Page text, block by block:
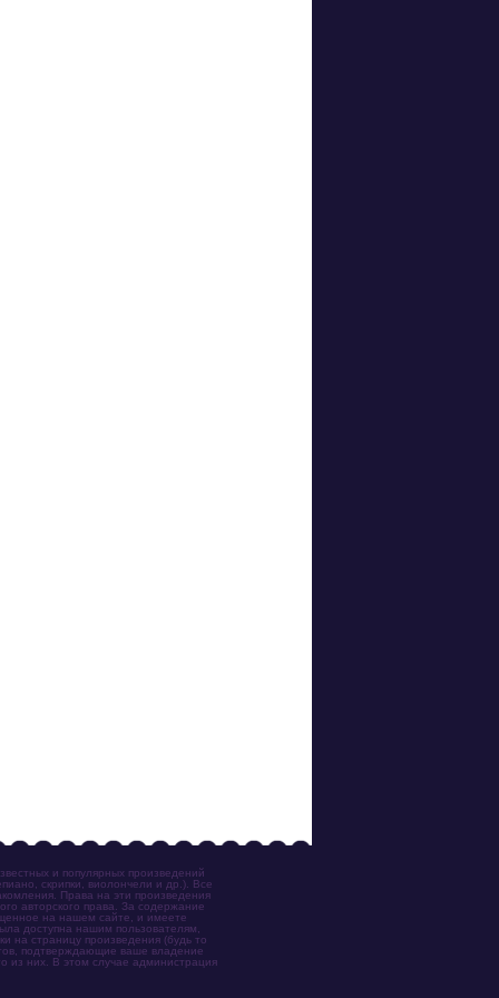
и популярных произведений
скрипки, виолончели и др.). Все
Права на эти произведения
авторского права. За содержание
на нашем сайте, и имеете
доступна нашим пользователям,
на страницу произведения (будь то
подтверждающие ваше владение
из них. В этом случае администрация